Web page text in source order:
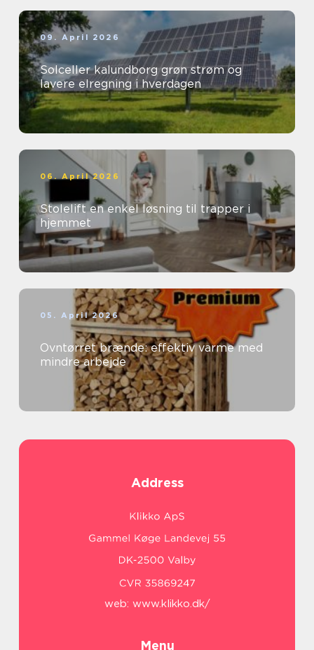
09. April 2026
Solceller kalundborg grøn strøm og
lavere elregning i hverdagen
06. April 2026
Stolelift en enkel løsning til trapper i
hjemmet
05. April 2026
Ovntørret brænde: effektiv varme med
mindre arbejde
Address
web: www.klikko.dk/
Menu